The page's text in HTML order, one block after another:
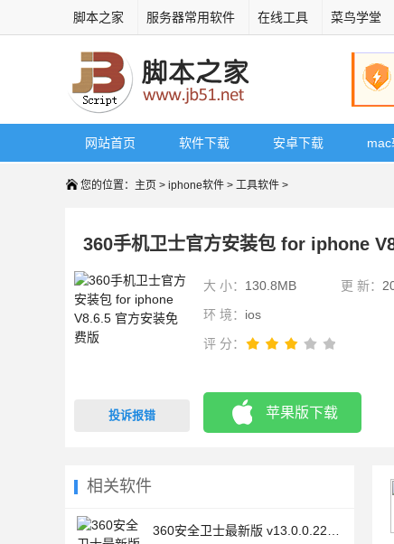
脚本之家 服务器常用软件 在线工具 菜鸟学堂
网站首页 软件下载 安卓下载
您的位置： 主页 > iphone软件 > 工具软件 >
360手机卫士官方安装包 for iphone
投诉报错
大 小： 130.8MB 更 新：
环 境： ios
评 分：
苹果版下载
相关软件